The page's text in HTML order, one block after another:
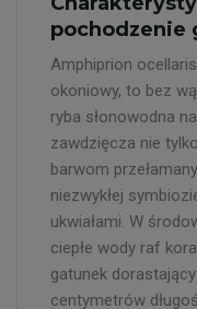
pochodzenie
Amphiprion
okoniowy, to bez
ryba słonowodna
zawdzięcza nie
barwom
niezwykłej
ukwiałami. W
ciepłe wody raf
gatunek
centymetrów